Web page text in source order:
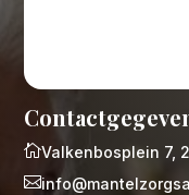
Gratis
Neem vrijblijvend
Valkenbosplein 7,
